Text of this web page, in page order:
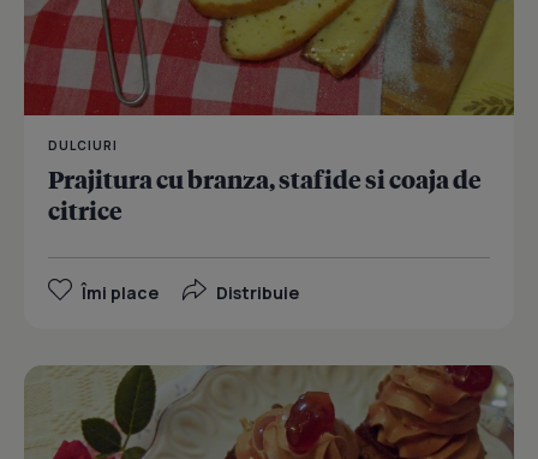
DULCIURI
Prajitura cu branza, stafide si coaja de
citrice
Îmi place Distribuie